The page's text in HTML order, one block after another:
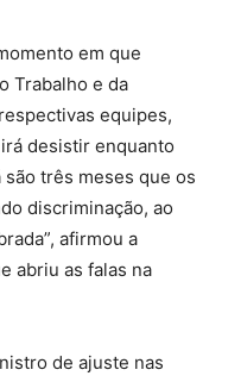
em que
Trabalho e da
equipes,
desistir enquanto
três meses que os
discriminação, ao
afirmou a
abriu as falas na
de ajuste nas